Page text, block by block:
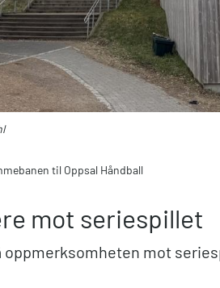
til Oppsal Håndball
mot seriespillet
mot